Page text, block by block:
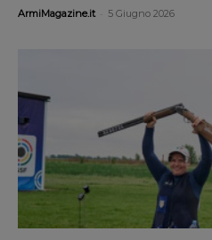
ArmiMagazine.it 5 Giugno 2026